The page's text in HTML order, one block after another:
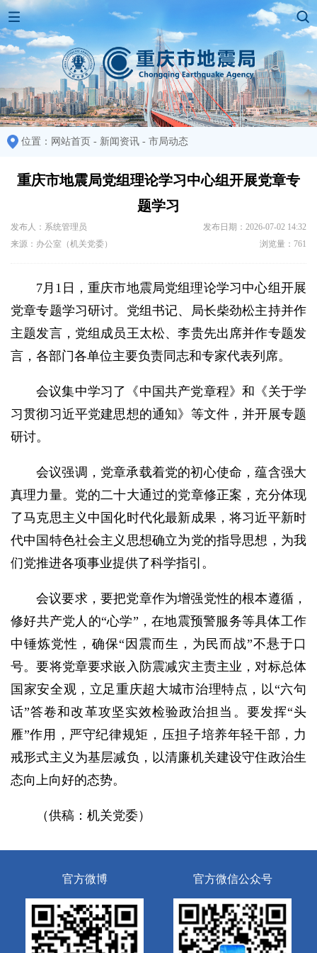
位置： 网站首页 - 新闻资讯 - 市局动态
重庆市地震局党组理论学习中心组开展党章专
题学习
发布人：系统管理员
发布日期：2026-07-02 14:32
来源：办公室（机关党委）
浏览量：761
7月1日，重庆市地震局党组理论学习中心组开展
党章专题学习研讨。党组书记、局长柴劲松主持并作
主题发言，党组成员王太松、李贵先出席并作专题发
言，各部门各单位主要负责同志和专家代表列席。
会议集中学习了《中国共产党章程》和《关于学
习贯彻习近平党建思想的通知》等文件，并开展专题
研讨。
会议强调，党章承载着党的初心使命，蕴含强大
真理力量。党的二十大通过的党章修正案，充分体现
了马克思主义中国化时代化最新成果，将习近平新时
代中国特色社会主义思想确立为党的指导思想，为我
们党推进各项事业提供了科学指引。
会议要求，要把党章作为增强党性的根本遵循，
修好共产党人的“心学”，在地震预警服务等具体工作
中锤炼党性，确保“因震而生，为民而战”不悬于口
号。要将党章要求嵌入防震减灾主责主业，对标总体
国家安全观，立足重庆超大城市治理特点，以“六句
话”答卷和改革攻坚实效检验政治担当。要发挥“头
雁”作用，严守纪律规矩，压担子培养年轻干部，力
戒形式主义为基层减负，以清廉机关建设守住政治生
态向上向好的态势。
（供稿：机关党委）
官方微博 官方微信公众号